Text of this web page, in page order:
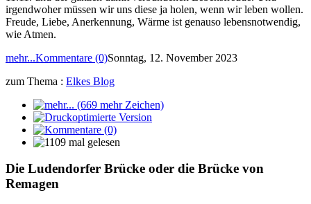
irgendwoher müssen wir uns diese ja holen, wenn wir leben wollen.
Freude, Liebe, Anerkennung, Wärme ist genauso lebensnotwendig,
wie Atmen.
mehr...Kommentare (0)Sonntag, 12. November 2023
zum Thema : Elkes Blog
Die Ludendorfer Brücke oder die Brücke von
Remagen